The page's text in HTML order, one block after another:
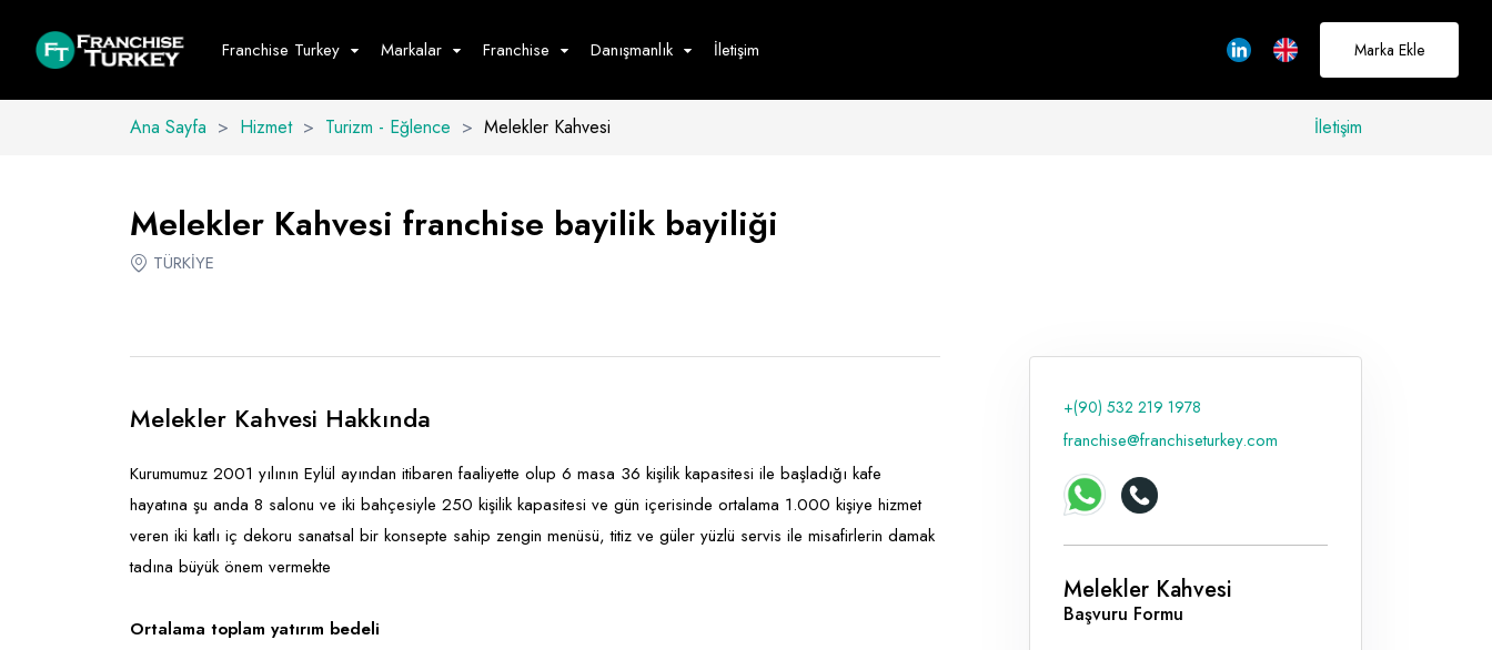
Franchise Turkey Markalar
Yiyecek - İçecek
Hepsini Göster
buradayız
Hakkımızda
Franchise Danışmanlık İletişim Marka Ekle
Ana Sayfa > Hizmet > Turizm - Eğlence > Melekler Kahvesi İletişim
Melekler Kahvesi franchise bayilik bayiliği
TÜRKİYE
Melekler Kahvesi Hakkında
Kurumumuz 2001 yılının Eylül ayından itibaren faaliyette olup 6 masa 36 kişilik kapasitesi ile başladığı kafe
hayatına şu anda 8 salonu ve iki bahçesiyle 250 kişilik kapasitesi ve gün içerisinde ortalama 1.000 kişiye hizmet
veren iki katlı iç dekoru sanatsal bir konsepte sahip zengin menüsü, titiz ve güler yüzlü servis ile misafirlerin damak
tadına büyük önem vermekte
Ortalama toplam yatırım bedeli
+(90) 532 219 1978
franchise@franchiseturkey.com
Melekler Kahvesi
Başvuru Formu